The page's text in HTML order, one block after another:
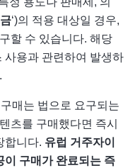
‘)의 적용 대상일 경우,
할 수 있습니다. 해당
사용과 관련하여 발생하
매는 법으로 요구되는
츠를 구매했다면 즉시
합니다. 유럽 거주자이
이 구매가 완료되는 즉